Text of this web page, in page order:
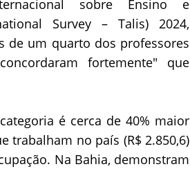
sobre Ensino e
Survey – Talis) 2024,
de um quarto dos professores
fortemente" que
é cerca de 40% maior
trabalham no país (R$ 2.850,6)
Na Bahia, demonstram